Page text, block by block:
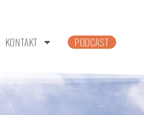
KONTAKT PODCAST